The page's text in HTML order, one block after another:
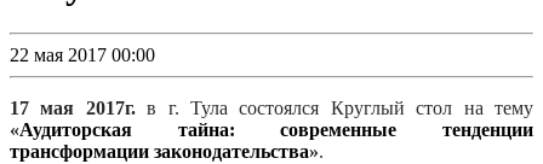
22 мая 2017 00:00
17 мая 2017г.в г. Тула состоялся Круглый стол на тему
«Аудиторская тайна: современные тенденции
трансформации законодательства».